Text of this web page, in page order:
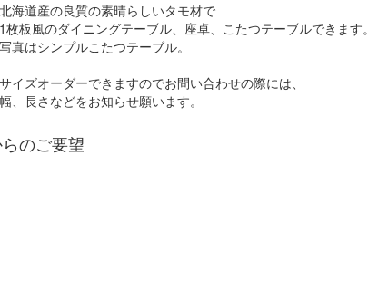
北海道産の良質の素晴らしいタモ材で
1枚板風のダイニングテーブル、座卓、こたつテーブルできます。
写真はシンプルこたつテーブル。
サイズオーダーできますのでお問い合わせの際には、
幅、長さなどをお知らせ願います。
のご要望